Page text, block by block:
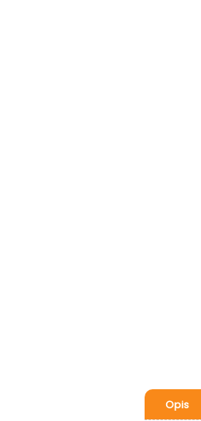
Opis